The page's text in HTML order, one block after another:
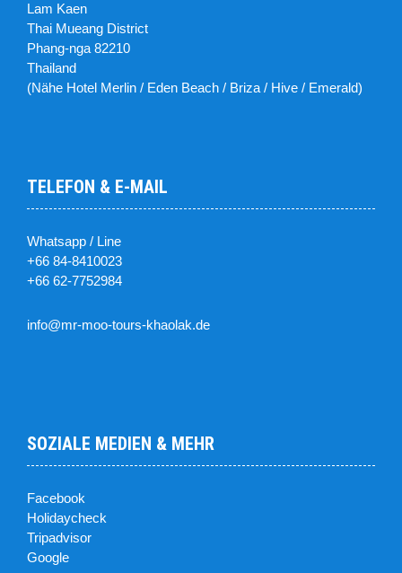
Lam Kaen
Thai Mueang District
Phang-nga 82210
Thailand
(Nähe Hotel Merlin / Eden Beach / Briza / Hive / Emerald)
TELEFON & E-MAIL
Whatsapp / Line
+66 84-8410023
+66 62-7752984
info@mr-moo-tours-khaolak.de
SOZIALE MEDIEN & MEHR
Facebook
Holidaycheck
Tripadvisor
Google